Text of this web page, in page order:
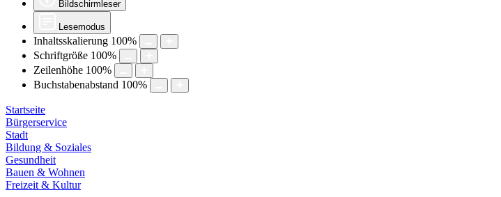
Bildschirmleser
Lesemodus
Inhaltsskalierung 100%
Schriftgröße 100%
Zeilenhöhe 100%
Buchstabenabstand 100%
Startseite
Bürgerservice
Stadt
Bildung & Soziales
Gesundheit
Bauen & Wohnen
Freizeit & Kultur